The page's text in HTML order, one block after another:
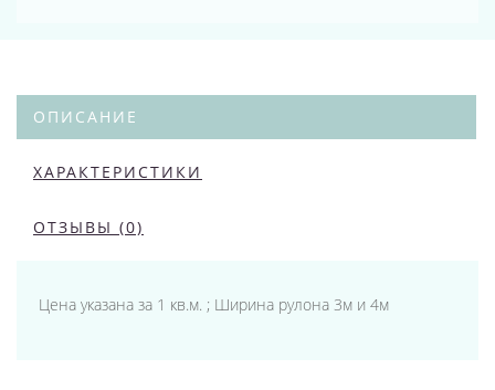
ОПИСАНИЕ
ХАРАКТЕРИСТИКИ
ОТЗЫВЫ (0)
Цена указана за 1 кв.м. ; Ширина рулона 3м и 4м